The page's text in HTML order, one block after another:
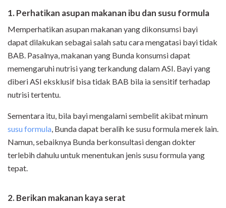
1. Perhatikan asupan makanan ibu dan susu formula
Memperhatikan asupan makanan yang dikonsumsi bayi
dapat dilakukan sebagai salah satu cara mengatasi bayi tidak
BAB. Pasalnya, makanan yang Bunda konsumsi dapat
memengaruhi nutrisi yang terkandung dalam ASI. Bayi yang
diberi ASI eksklusif bisa tidak BAB bila ia sensitif terhadap
nutrisi tertentu.
Sementara itu, bila bayi mengalami sembelit akibat minum
susu formula , Bunda dapat beralih ke susu formula merek lain.
Namun, sebaiknya Bunda berkonsultasi dengan dokter
terlebih dahulu untuk menentukan jenis susu formula yang
tepat.
2. Berikan makanan kaya serat